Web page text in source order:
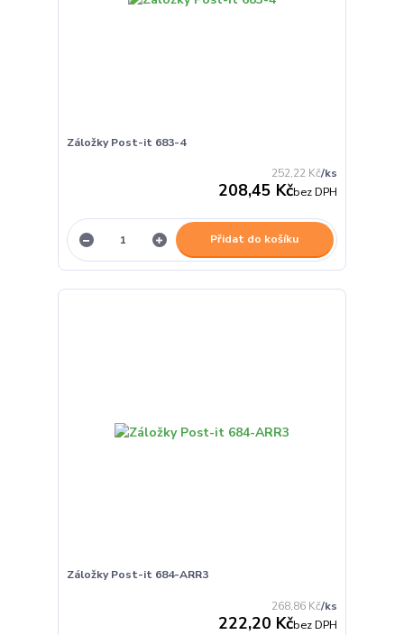
Záložky Post-it 683-4
252,22 Kč/ks
208,45 Kčbez DPH
Přidat do košíku
Záložky Post-it 684-ARR3
268,86 Kč/ks
222,20 Kčbez DPH